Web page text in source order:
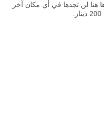
هنا لن تجدها في أي مكان آخر